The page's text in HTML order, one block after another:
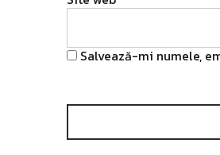
Salvează-mi numele,